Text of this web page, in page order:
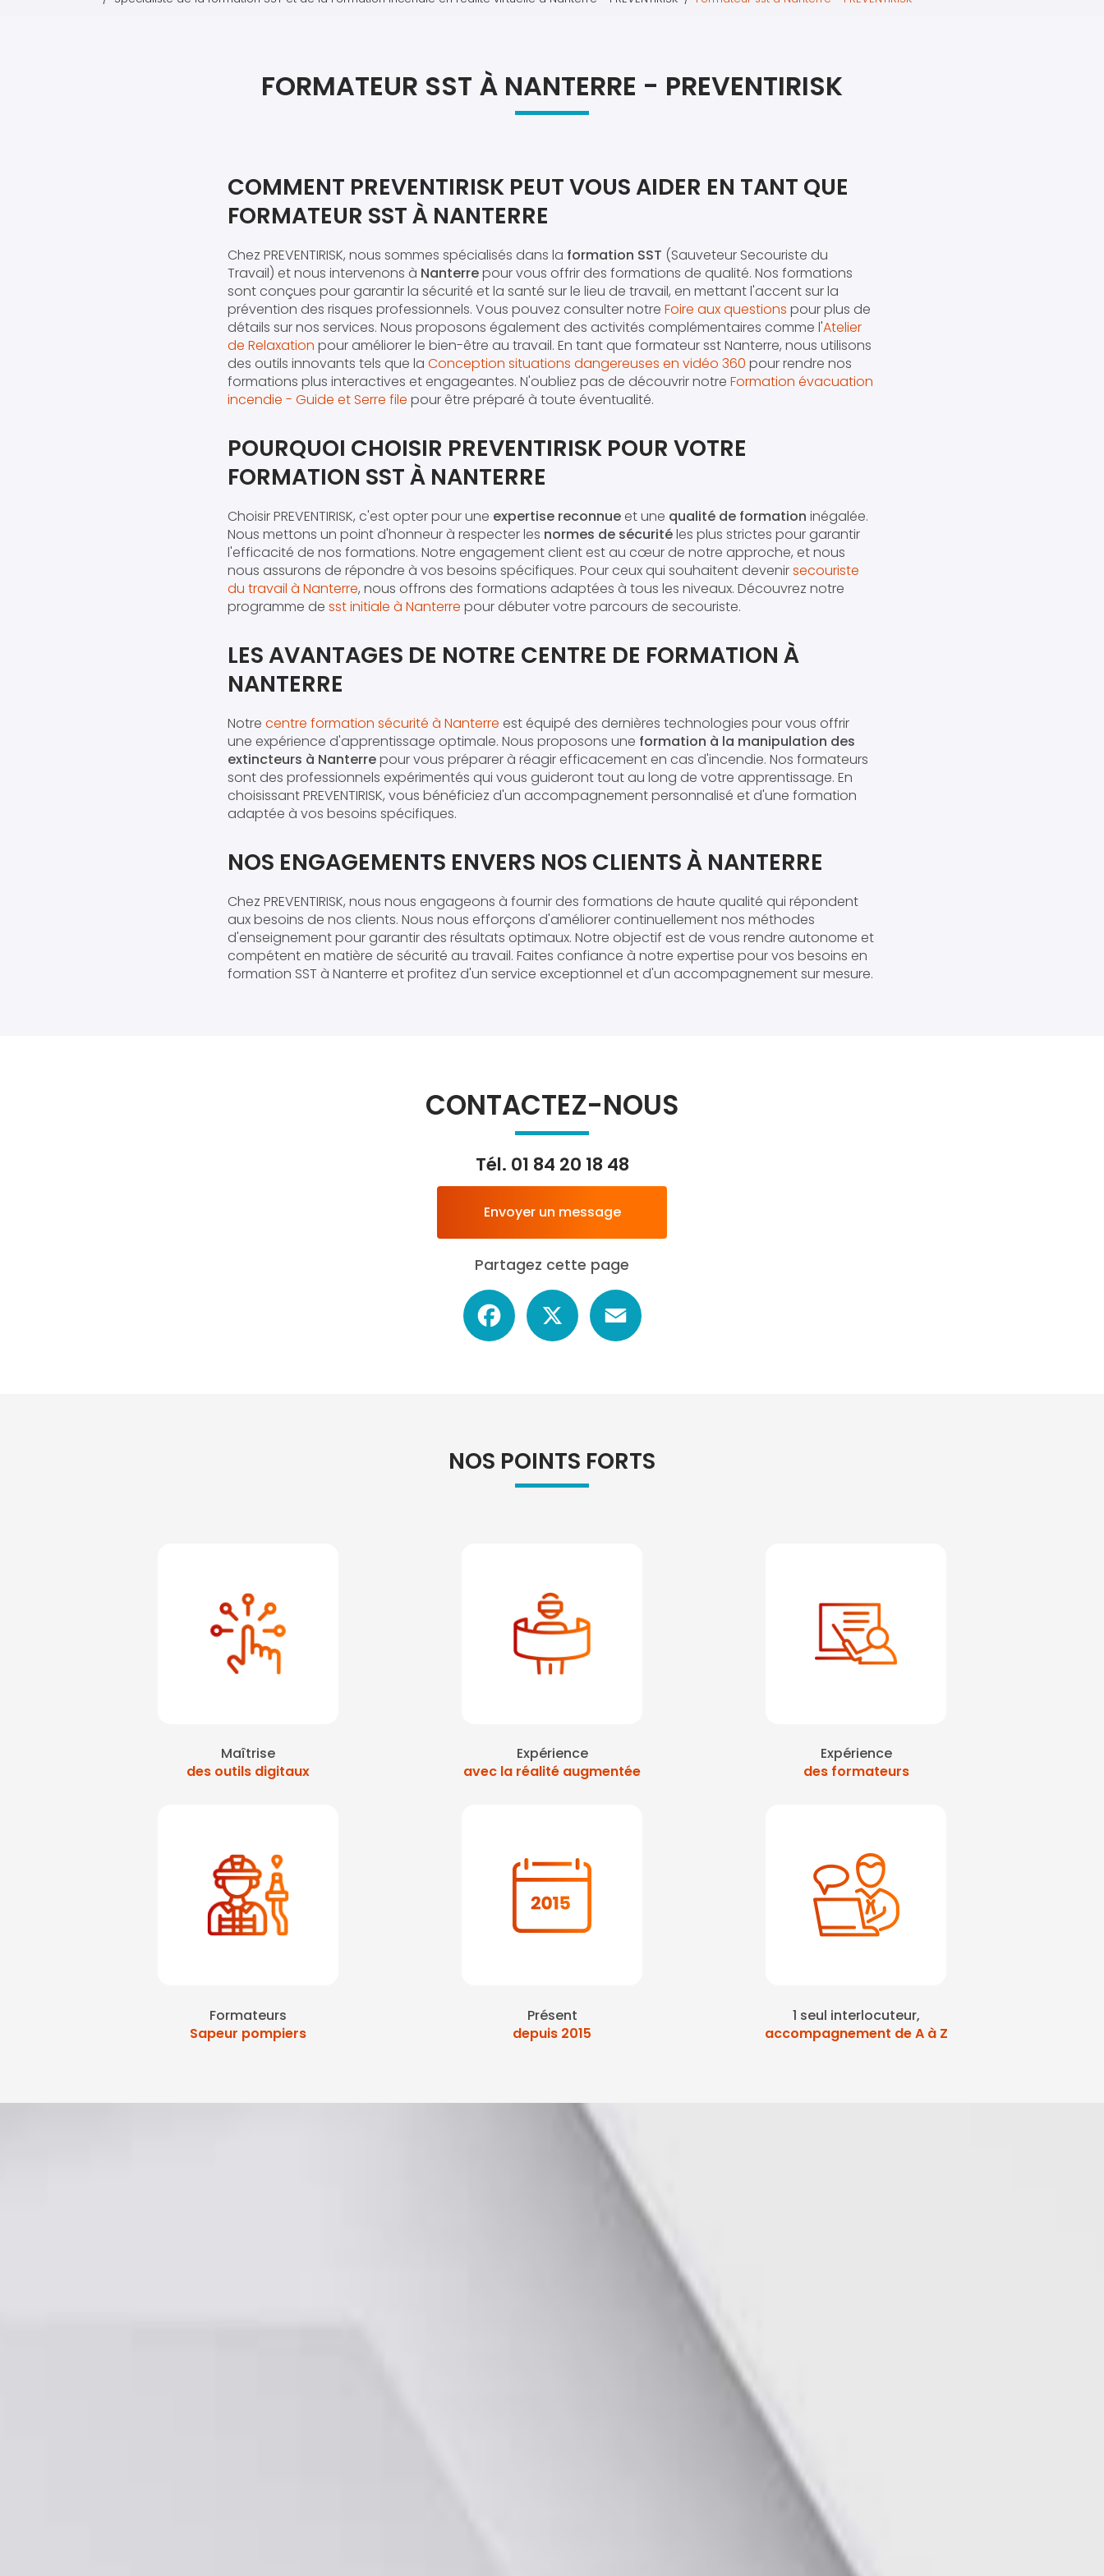
FORMATEUR SST À NANTERRE - PREVENTIRISK
COMMENT PREVENTIRISK PEUT VOUS AIDER EN TANT QUE
FORMATEUR SST À NANTERRE
Chez PREVENTIRISK, nous sommes spécialisés dans la formation SST (Sauveteur Secouriste du
Travail) et nous intervenons à Nanterrepour vous offrir des formations de qualité. Nos formations
sont conçues pour garantir la sécurité et la santé sur le lieu de travail, en mettant l'accent sur la
prévention des risques professionnels. Vous pouvez consulter notre Foire aux questions pour plus de
détails sur nos services. Nous proposons également des activités complémentaires comme l'Atelier
de Relaxation pour améliorer le bien-être au travail. En tant que formateur sst Nanterre, nous utilisons
des outils innovants tels que la Conception situations dangereuses en vidéo 360 pour rendre nos
formations plus interactives et engageantes. N'oubliez pas de découvrir notre Formation évacuation
incendie - Guide et Serre file pour être préparé à toute éventualité.
POURQUOI CHOISIR PREVENTIRISK POUR VOTRE
FORMATION SST À NANTERRE
Choisir PREVENTIRISK, c'est opter pour une expertise reconnueet une qualité de formation inégalée.
Nous mettons un point d'honneur à respecter les normes de sécuritéles plus strictes pour garantir
l'efficacité de nos formations. Notre engagement client est au cœur de notre approche, et nous
nous assurons de répondre à vos besoins spécifiques. Pour ceux qui souhaitent devenirsecouriste
du travail à Nanterre, nous offrons des formations adaptées à tous les niveaux. Découvrez notre
programme de sst initiale à Nanterre pour débuter votre parcours de secouriste.
LES AVANTAGES DE NOTRE CENTRE DE FORMATION À
NANTERRE
Notre centre formation sécurité à Nanterre est équipé des dernières technologies pour vous offrir
une expérience d'apprentissage optimale. Nous proposons une formation à la manipulation des
extincteurs à Nanterrepour vous préparer à réagir efficacement en cas d'incendie. Nos formateurs
sont des professionnels expérimentés qui vous guideront tout au long de votre apprentissage. En
choisissant PREVENTIRISK, vous bénéficiez d'un accompagnement personnalisé et d'une formation
adaptée à vos besoins spécifiques.
NOS ENGAGEMENTS ENVERS NOS CLIENTS À NANTERRE
Chez PREVENTIRISK, nous nous engageons à fournir des formations de haute qualité qui répondent
aux besoins de nos clients. Nous nous efforçons d'améliorer continuellement nos méthodes
d'enseignement pour garantir des résultats optimaux. Notre objectif est de vous rendre autonome et
compétent en matière de sécurité au travail. Faites confiance à notre expertise pour vos besoins en
formation SST à Nanterre et profitez d'un service exceptionnel et d'un accompagnement sur mesure.
CONTACTEZ-NOUS
Tél. 01 84 20 18 48
Envoyer un message
Partagez cette page
Facebook
NOS POINTS FORTS
Maîtrise
des outils digitaux
Expérience
avec la réalité augmentée
Expérience
des formateurs
Formateurs
Sapeur pompiers
Présent
depuis 2015
1 seul interlocuteur,
accompagnement de A à Z